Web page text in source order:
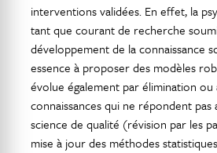
interventions validées. En effet, la
tant que courant de recherche
développement de la connaissance
essence à proposer des modèles
évolue également par élimination
connaissances qui ne répondent pas
science de qualité (révision par les
mise à jour des méthodes